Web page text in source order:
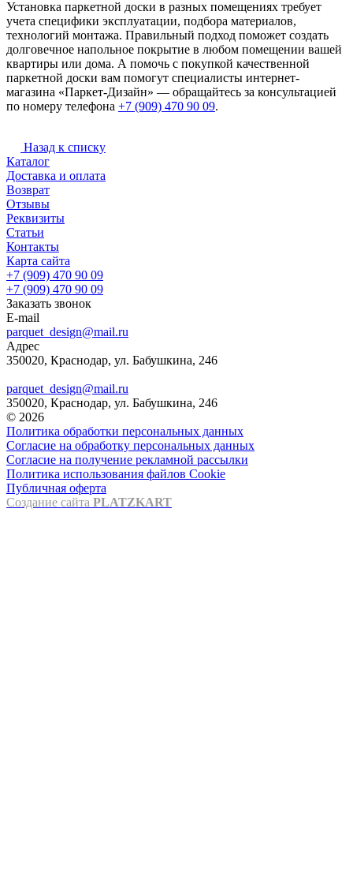
Установка паркетной доски в разных помещениях требует
учета специфики эксплуатации, подбора материалов,
технологий монтажа. Правильный подход поможет создать
долговечное напольное покрытие в любом помещении вашей
квартиры или дома. А помочь с покупкой качественной
паркетной доски вам помогут специалисты интернет-
магазина «Паркет-Дизайн» — обращайтесь за консультацией
по номеру телефона +7 (909) 470 90 09.
Назад к списку
Каталог
Доставка и оплата
Возврат
Отзывы
Реквизиты
Статьи
Контакты
Карта сайта
+7 (909) 470 90 09
+7 (909) 470 90 09
Заказать звонок
E-mail
parquet_design@mail.ru
Адрес
350020, Краснодар, ул. Бабушкина, 246
parquet_design@mail.ru
350020, Краснодар, ул. Бабушкина, 246
© 2026
Политика обработки персональных данных
Согласие на обработку персональных данных
Согласие на получение рекламной рассылки
Политика использования файлов Cookie
Публичная оферта
Создание сайта PLATZKART